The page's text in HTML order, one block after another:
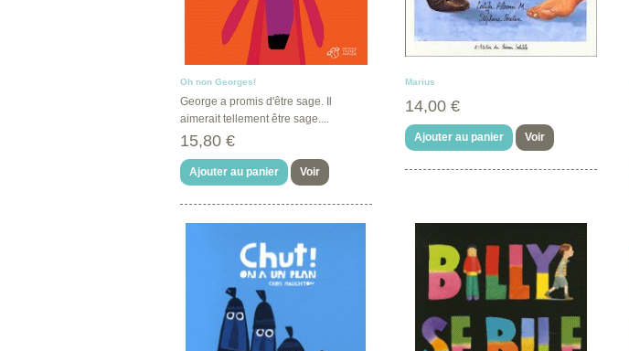
Oh non Georges!
George a promis d'être sage. Il
aimerait tellement être sage....
15,80 €
Ajouter au panier Voir
Marius
14,00 €
Ajouter au panier Voir